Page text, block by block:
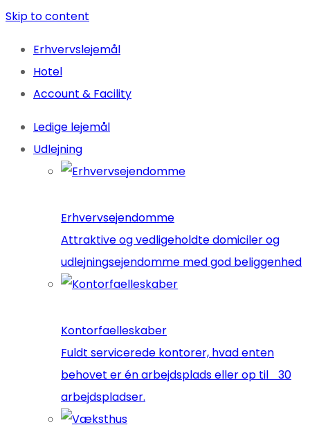
Skip to content
Erhvervslejemål
Hotel
Account & Facility
Ledige lejemål
Udlejning
Erhvervsejendomme
Attraktive og vedligeholdte domiciler og
udlejningsejendomme med god beliggenhed
Kontorfaelleskaber
Fuldt servicerede kontorer, hvad enten
behovet er én arbejdsplads eller op til 30
arbejdspladser.